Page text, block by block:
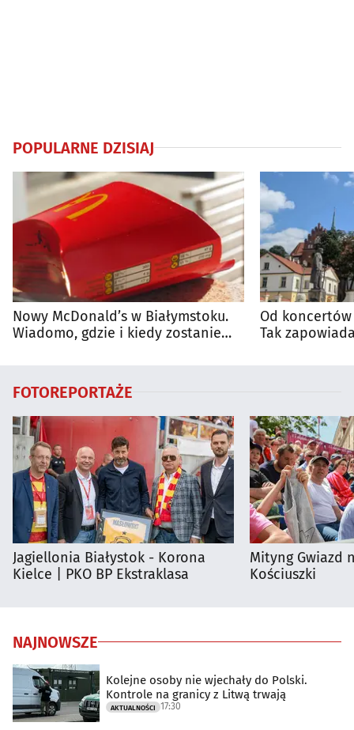
POPULARNE DZISIAJ
Nowy McDonald’s w Białymstoku.
Wiadomo, gdzie i kiedy zostanie
Od
Tak
FOTOREPORTAŻE
Jagiellonia Białystok - Korona
Kielce | PKO BP Ekstraklasa
Mityng Gwiazd
Kościuszki
NAJNOWSZE
Kolejne osoby nie wjechały do Polski.
Kontrole na granicy z Litwą trwają
AKTUALNOŚCI 17:30